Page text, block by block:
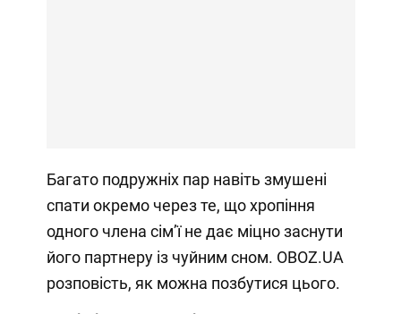
Багато подружніх пар навіть змушені
спати окремо через те, що хропіння
одного члена сімʼї не дає міцно заснути
його партнеру із чуйним сном. OBOZ.UA
розповість, як можна позбутися цього.